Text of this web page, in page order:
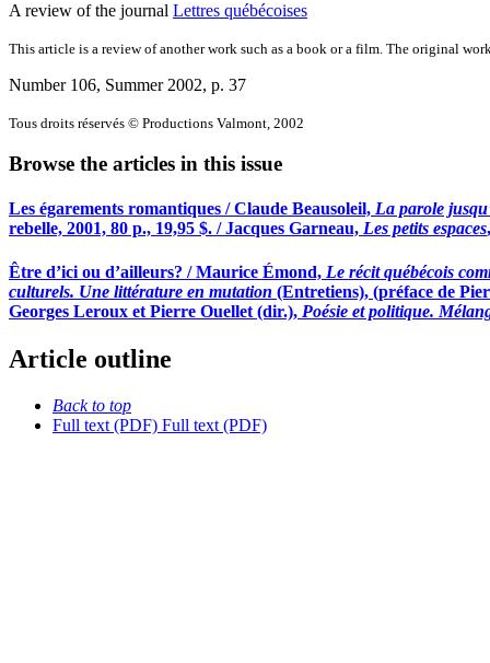
A review of the journal Lettres québécoises
This article is a review of another work such as a book or a film. The original
Number 106, Summer 2002, p. 37
Tous droits réservés © Productions Valmont, 2002
Browse the articles in this issue
Les égarements romantiques / Claude Beausoleil, La parole
rebelle, 2001, 80 p., 19,95 $. / Jacques Garneau, Les petits espaces
Être d’ici ou d’ailleurs? / Maurice Émond, Le récit québécois
culturels. Une littérature en mutation (Entretiens), (préface de
Georges Leroux et Pierre Ouellet (dir.), Poésie et politique.
Article outline
Back to top
Full text (PDF) Full text (PDF)